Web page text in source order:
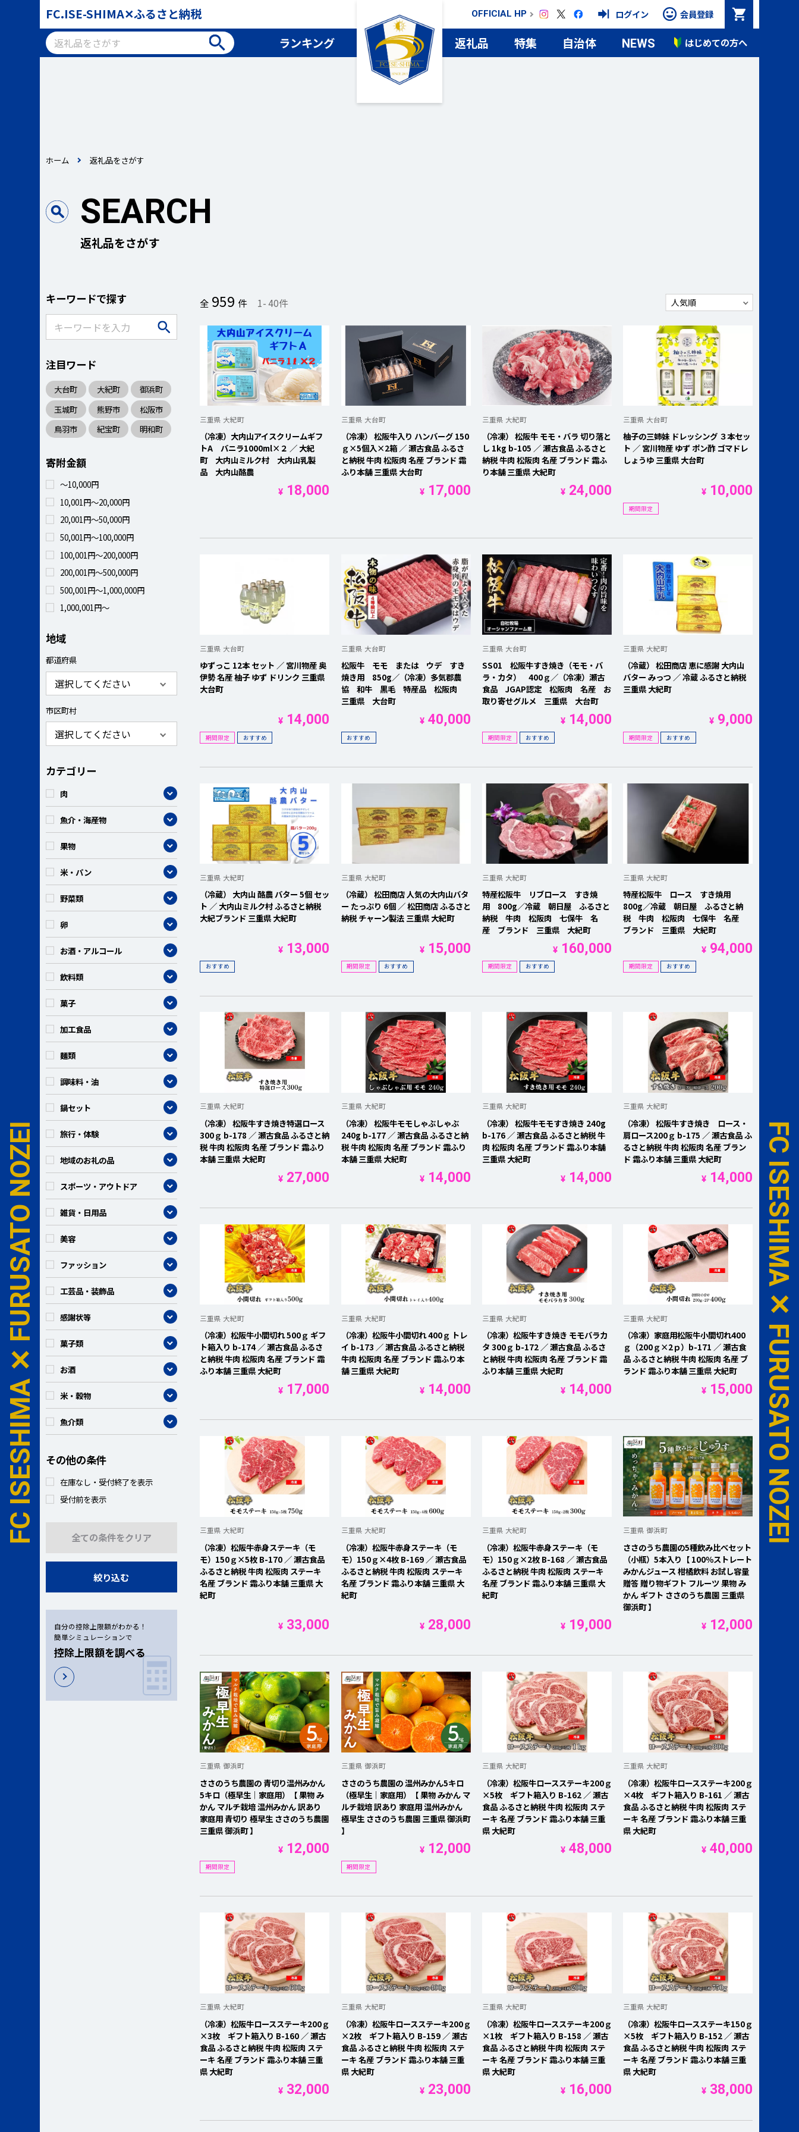
FC.ISE-SHIMA✕ふるさと納税 OFFICIAL HP ログイン 会員登録
検索
ランキング 返礼品 特集 自治体 NEWS はじめての方へ
FC ISESHIMA ✕ FURUSATO NOZEI FC ISESHIMA ✕ FURUSATO NOZEI
ホーム 返礼品をさがす
SEARCH
返礼品をさがす
キーワードで探す
検索
注目ワード
大台町 大紀町
御浜町
玉城町
熊野市
松阪市
鳥羽市
紀宝町 明和町
寄附金額
～10,000円
10,001円～20,000円
20,001円～50,000円
50,001円～100,000円
100,001円～200,000円
200,001円～500,000円
500,001円～1,000,000円
1,000,001円～
地域
都道府県
市区町村
カテゴリー
肉 カテゴリーを開く
魚介・海産物 カテゴリーを開く
果物 カテゴリーを開く
米・パン
野菜類 カテゴリーを開く
卵 カテゴリーを開く
お酒・アルコール カテゴリーを開く
飲料類 カテゴリーを開く
菓子
加工食品 カテゴリーを開く
麺類 カテゴリーを開く
調味料・油 カテゴリーを開く
鍋セット カテゴリーを開く
旅行・体験 カテゴリーを開く
地域のお礼の品 カテゴリーを開く
スポーツ・アウトドア カテゴリーを開く
雑貨・日用品 カテゴリーを開く
美容 カテゴリーを開く
ファッション カテゴリーを開く
工芸品・装飾品 カテゴリーを開く
感謝状等 カテゴリーを開く
菓子類 カテゴリーを開く
お酒 カテゴリーを開く
米・穀物 カテゴリーを開く
魚介類 カテゴリーを開く
その他の条件
在庫なし・受付終了を表示
受付前を表示
全ての条件をクリア
絞り込む
自分の控除上限額がわかる！
簡単シミュレーションで
控除上限額を調べる
全 959 件 1-40件
三重県 大紀町
（冷凍）大内山アイスクリームギフ
トA バニラ1000ml×２ ／ 大紀
町 大内山ミルク村 大内山乳製
品 大内山酪農
¥ 18,000
三重県 大台町
（冷凍） 松阪牛入り ハンバーグ 150
ｇ×5個入×2箱 ／ 瀬古食品 ふるさ
と納税 牛肉 松阪肉 名産 ブランド 霜
ふり本舗 三重県 大台町
¥17,000
三重県 大紀町
（冷凍） 松阪牛 モモ・バラ 切り落と
し 1kg b-105 ／ 瀬古食品 ふるさと
納税 牛肉 松阪肉 名産 ブランド 霜ふ
り本舗 三重県 大紀町
¥ 24,000
三重県 大台町
柚子の三姉妹 ドレッシング ３本セッ
ト ／ 宮川物産 ゆず ポン酢 ゴマドレ
しょうゆ 三重県 大台町
¥ 10,000
期間限定
三重県 大台町
ゆずっこ 12本 セット ／ 宮川物産 奥
伊勢 名産 柚子 ゆず ドリンク 三重県
大台町
¥ 14,000
期間限定 おすすめ
三重県 大台町
松阪牛 モモ または ウデ すき
焼き用 850g／（冷凍）多気郡農
協 和牛 黒毛 特産品 松阪肉
三重県 大台町
¥40,000
おすすめ
三重県 大台町
SS01 松阪牛すき焼き（モモ・バ
ラ・カタ） 400ｇ／（冷凍）瀬古
食品 JGAP認定 松阪肉 名産 お
取り寄せグルメ 三重県 大台町
¥ 14,000
期間限定 おすすめ
三重県 大紀町
（冷蔵） 松田商店 恵に感謝 大内山
バター みっつ ／ 冷蔵 ふるさと納税
三重県 大紀町
¥ 9,000
期間限定 おすすめ
三重県 大紀町
（冷蔵） 大内山 酪農 バター 5個 セッ
ト ／ 大内山ミルク村 ふるさと納税
大紀ブランド 三重県 大紀町
¥ 13,000
おすすめ
三重県 大紀町
（冷蔵） 松田商店 人気の大内山バタ
ー たっぷり 6個 ／ 松田商店 ふるさと
納税 チャーン製法 三重県 大紀町
¥15,000
期間限定 おすすめ
三重県 大紀町
特産松阪牛 リブロース すき焼
用 800g／冷蔵 朝日屋 ふるさと
納税 牛肉 松阪肉 七保牛 名
産 ブランド 三重県 大紀町
¥ 160,000
期間限定 おすすめ
三重県 大紀町
特産松阪牛 ロース すき焼用
800g／冷蔵 朝日屋 ふるさと納
税 牛肉 松阪肉 七保牛 名産
ブランド 三重県 大紀町
¥ 94,000
期間限定 おすすめ
三重県 大紀町
（冷凍） 松阪牛すき焼き特選ロース
300ｇ b-178 ／ 瀬古食品 ふるさと納
税 牛肉 松阪肉 名産 ブランド 霜ふり
本舗 三重県 大紀町
¥ 27,000
三重県 大紀町
（冷凍） 松阪牛モモしゃぶしゃぶ
240g b-177 ／ 瀬古食品 ふるさと納
税 牛肉 松阪肉 名産 ブランド 霜ふり
本舗 三重県 大紀町
¥14,000
三重県 大紀町
（冷凍） 松阪牛モモすき焼き 240g
b-176 ／ 瀬古食品 ふるさと納税 牛
肉 松阪肉 名産 ブランド 霜ふり本舗
三重県 大紀町
¥ 14,000
三重県 大紀町
（冷凍） 松阪牛すき焼き ロース・
肩ロース200ｇ b-175 ／ 瀬古食品 ふ
るさと納税 牛肉 松阪肉 名産 ブラン
ド 霜ふり本舗 三重県 大紀町
¥ 14,000
三重県 大紀町
（冷凍）松阪牛小間切れ 500ｇ ギフ
ト箱入り b-174 ／ 瀬古食品 ふるさ
と納税 牛肉 松阪肉 名産 ブランド 霜
ふり本舗 三重県 大紀町
¥ 17,000
三重県 大紀町
（冷凍）松阪牛小間切れ 400ｇ トレ
イ b-173 ／ 瀬古食品 ふるさと納税
牛肉 松阪肉 名産 ブランド 霜ふり本
舗 三重県 大紀町
¥14,000
三重県 大紀町
（冷凍）松阪牛すき焼き モモバラカ
タ 300ｇ b-172 ／ 瀬古食品 ふるさ
と納税 牛肉 松阪肉 名産 ブランド 霜
ふり本舗 三重県 大紀町
¥ 14,000
三重県 大紀町
（冷凍）家庭用松阪牛小間切れ400
ｇ（200ｇ×2ｐ）b-171 ／ 瀬古食
品 ふるさと納税 牛肉 松阪肉 名産 ブ
ランド 霜ふり本舗 三重県 大紀町
¥ 15,000
三重県 大紀町
（冷凍）松阪牛赤身ステーキ（モ
モ）150ｇ×5枚 B-170 ／ 瀬古食品
ふるさと納税 牛肉 松阪肉 ステーキ
名産 ブランド 霜ふり本舗 三重県 大
紀町
¥ 33,000
三重県 大紀町
（冷凍）松阪牛赤身ステーキ（モ
モ）150ｇ×4枚 B-169 ／ 瀬古食品
ふるさと納税 牛肉 松阪肉 ステーキ
名産 ブランド 霜ふり本舗 三重県 大
紀町
¥28,000
三重県 大紀町
（冷凍）松阪牛赤身ステーキ（モ
モ）150ｇ×2枚 B-168 ／ 瀬古食品
ふるさと納税 牛肉 松阪肉 ステーキ
名産 ブランド 霜ふり本舗 三重県 大
紀町
¥ 19,000
三重県 御浜町
ささのうち農園の5種飲み比べセット
（小瓶）5本入り【 100％ストレート
みかんジュース 柑橘飲料 お試し容量
贈答 贈り物ギフト フルーツ 果物 み
かん ギフト ささのうち農園 三重県
御浜町 】
¥ 12,000
三重県 御浜町
ささのうち農園の 青切り温州みかん
5キロ（極早生｜家庭用）【 果物 み
かん マルチ栽培 温州みかん 訳あり
家庭用 青切り 極早生 ささのうち農園
三重県 御浜町 】
¥ 12,000
期間限定
三重県 御浜町
ささのうち農園の 温州みかん5キロ
（極早生｜家庭用）【 果物 みかん マ
ルチ栽培 訳あり 家庭用 温州みかん
極早生 ささのうち農園 三重県 御浜町
】
¥12,000
期間限定
三重県 大紀町
（冷凍）松阪牛ロースステーキ200ｇ
×5枚 ギフト箱入り B-162 ／ 瀬古
食品 ふるさと納税 牛肉 松阪肉 ステ
ーキ 名産 ブランド 霜ふり本舗 三重
県 大紀町
¥ 48,000
三重県 大紀町
（冷凍）松阪牛ロースステーキ200ｇ
×4枚 ギフト箱入り B-161 ／ 瀬古
食品 ふるさと納税 牛肉 松阪肉 ステ
ーキ 名産 ブランド 霜ふり本舗 三重
県 大紀町
¥ 40,000
三重県 大紀町
（冷凍）松阪牛ロースステーキ200ｇ
×3枚 ギフト箱入り B-160 ／ 瀬古
食品 ふるさと納税 牛肉 松阪肉 ステ
ーキ 名産 ブランド 霜ふり本舗 三重
県 大紀町
¥ 32,000
三重県 大紀町
（冷凍）松阪牛ロースステーキ200ｇ
×2枚 ギフト箱入り B-159 ／ 瀬古
食品 ふるさと納税 牛肉 松阪肉 ステ
ーキ 名産 ブランド 霜ふり本舗 三重
県 大紀町
¥23,000
三重県 大紀町
（冷凍）松阪牛ロースステーキ200ｇ
×1枚 ギフト箱入り B-158 ／ 瀬古
食品 ふるさと納税 牛肉 松阪肉 ステ
ーキ 名産 ブランド 霜ふり本舗 三重
県 大紀町
¥ 16,000
三重県 大紀町
（冷凍）松阪牛ロースステーキ150ｇ
×5枚 ギフト箱入り B-152 ／ 瀬古
食品 ふるさと納税 牛肉 松阪肉 ステ
ーキ 名産 ブランド 霜ふり本舗 三重
県 大紀町
¥ 38,000